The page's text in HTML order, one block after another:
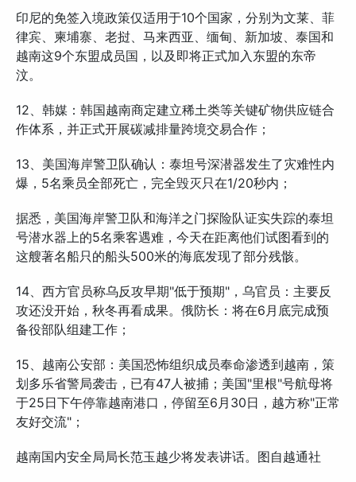
印尼的免签入境政策仅适用于10个国家，分别为文莱、菲
律宾、柬埔寨、老挝、马来西亚、缅甸、新加坡、泰国和
越南这9个东盟成员国，以及即将正式加入东盟的东帝
汶。
12、韩媒：韩国越南商定建立稀土类等关键矿物供应链合
作体系，并正式开展碳减排量跨境交易合作；
13、美国海岸警卫队确认：泰坦号深潜器发生了灾难性内
爆，5名乘员全部死亡，完全毁灭只在1/20秒内；
据悉，美国海岸警卫队和海洋之门探险队证实失踪的泰坦
号潜水器上的5名乘客遇难，今天在距离他们试图看到的
这艘著名船只的船头500米的海底发现了部分残骸。
14、西方官员称乌反攻早期"低于预期"，乌官员：主要反
攻还没开始，秋冬再看成果。俄防长：将在6月底完成预
备役部队组建工作；
15、越南公安部：美国恐怖组织成员奉命渗透到越南，策
划多乐省警局袭击，已有47人被捕；美国"里根"号航母将
于25日下午停靠越南港口，停留至6月30日，越方称"正常
友好交流"；
越南国内安全局局长范玉越少将发表讲话。图自越通社